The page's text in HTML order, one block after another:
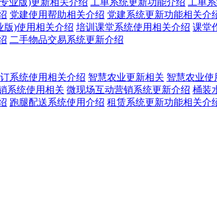
业版)更新相关介绍 工单系统更新功能介绍 工单
党建使用帮助相关介绍 党建系统更新功能相关介
版)使用相关介绍 培训课堂系统使用相关介绍 课堂
二手物品交易系统更新介绍
系统使用相关介绍 智慧农业更新相关 智慧农业使
系统使用相关 微现场互动营销系统更新介绍 桶装
跑腿配送系统使用介绍 租赁系统更新功能相关介